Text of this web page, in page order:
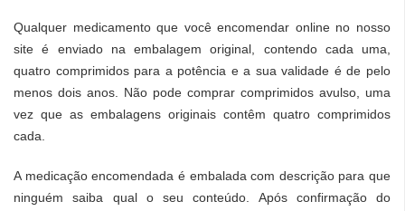
Qualquer medicamento que você encomendar online no nosso
site é enviado na embalagem original, contendo cada uma,
quatro comprimidos para a potência e a sua validade é de pelo
menos dois anos. Não pode comprar comprimidos avulso, uma
vez que as embalagens originais contêm quatro comprimidos
cada.
A medicação encomendada é embalada com descrição para que
ninguém saiba qual o seu conteúdo. Após confirmação do